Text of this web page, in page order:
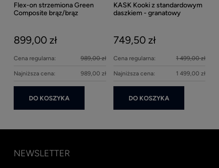
Flex-on strzemiona Green
Composite brąz/brąz
899,00 zł
Cena regularna: 989,00 zł
Najniższa cena: 989,00 zł
DO KOSZYKA
KASK Kooki z standardowym
daszkiem - granatowy
749,50 zł
Cena regularna: 1 499,00 zł
Najniższa cena: 1 499,00 zł
DO KOSZYKA
NEWSLETTER